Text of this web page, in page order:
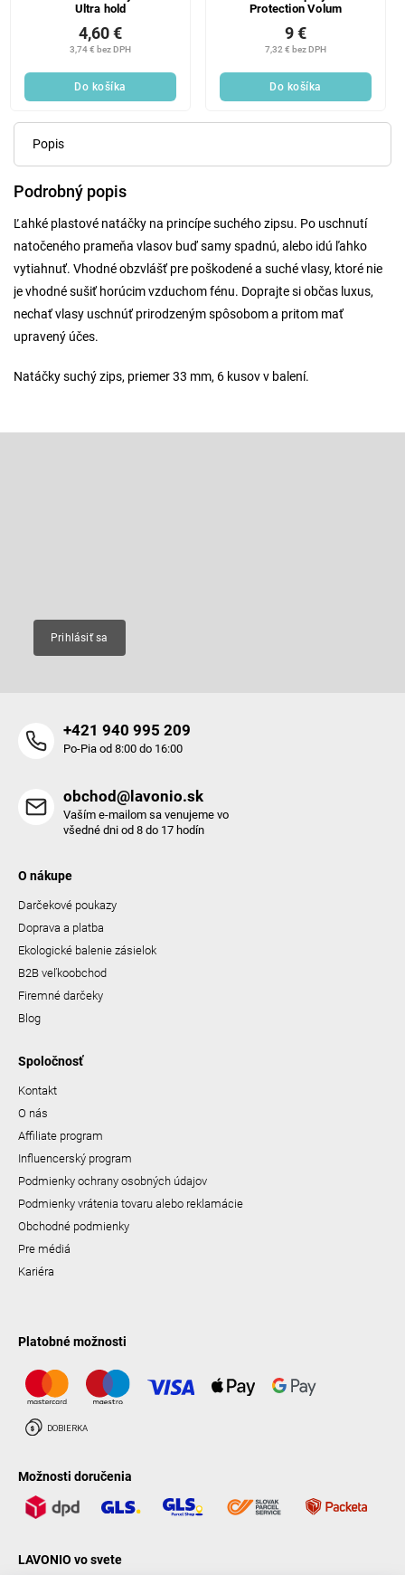
Ultra hold
3,74 € bez DPH
4,60 €
Do košíka
Protection Volum
7,32 € bez DPH
9 €
Do košíka
Popis
Podrobný popis
Ľahké plastové natáčky na princípe suchého zipsu. Po uschnutí
natočeného prameňa vlasov buď samy spadnú, alebo idú ľahko
vytiahnuť. Vhodné obzvlášť pre poškodené a suché vlasy, ktoré nie
je vhodné sušiť horúcim vzduchom fénu. Doprajte si občas luxus,
nechať vlasy uschnúť prirodzeným spôsobom a pritom mať
upravený účes.
Natáčky suchý zips, priemer 33 mm, 6 kusov v balení.
Prihlásiť sa
+421 940 995 209
Po-Pia od 8:00 do 16:00
obchod@lavonio.sk
Vaším e-mailom sa venujeme vo
všedné dni od 8 do 17 hodín
O nákupe
Darčekové poukazy
Doprava a platba
Ekologické balenie zásielok
B2B veľkoobchod
Firemné darčeky
Blog
Spoločnosť
Kontakt
O nás
Affiliate program
Influencerský program
Podmienky ochrany osobných údajov
Podmienky vrátenia tovaru alebo reklamácie
Obchodné podmienky
Pre médiá
Kariéra
Platobné možnosti
Možnosti doručenia
LAVONIO vo svete